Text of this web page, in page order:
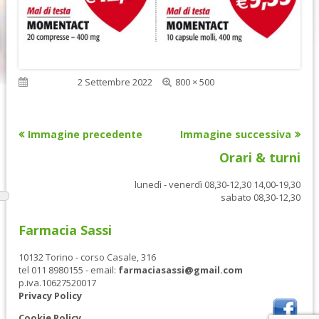
Pubblicato2 Settembre 2022
Dimensione
800 × 500
Immagine precedente Immagine successiva
Orari & turni
lunedì - venerdì 08,30-12,30 14,00-19,30
sabato 08,30-12,30
Farmacia Sassi
10132 Torino - corso Casale, 316
tel 011 8980155 - email: farmaciasassi@gmail.com
p.iva.10627520017
Privacy Policy